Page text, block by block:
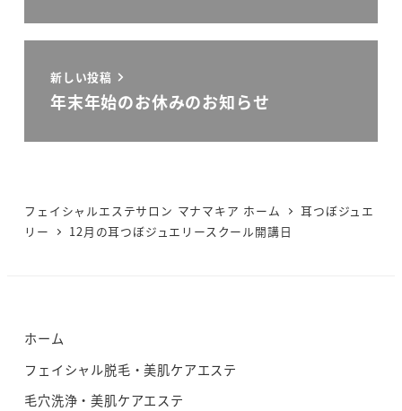
新しい投稿
年末年始のお休みのお知らせ
フェイシャルエステサロン マナマキア ホーム
耳つぼジュエ
リー
12月の耳つぼジュエリースクール開講日
ホーム
フェイシャル脱毛・美肌ケアエステ
毛穴洗浄・美肌ケアエステ